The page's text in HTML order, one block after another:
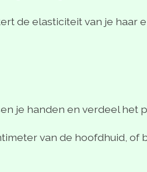
de elasticiteit van je haar
je handen en verdeel het
van de hoofdhuid, of